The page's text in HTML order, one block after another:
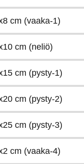
cm (vaaka-1)
cm (neliö)
cm (pysty-1)
cm (pysty-2)
cm (pysty-3)
cm (vaaka-4)